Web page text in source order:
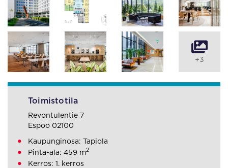
+3
Toimistotila
Revontulentie 7
Espoo 02100
Kaupunginosa: Tapiola
Pinta-ala: 459 m2
Kerros: 1. kerros